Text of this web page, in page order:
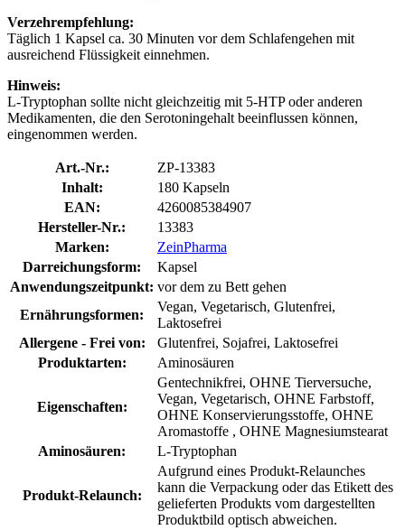
Verzehrempfehlung:
Täglich 1 Kapsel ca. 30 Minuten vor dem Schlafengehen mit
ausreichend Flüssigkeit einnehmen.
Hinweis:
L-Tryptophan sollte nicht gleichzeitig mit 5-HTP oder anderen
Medikamenten, die den Serotoningehalt beeinflussen können,
eingenommen werden.
Art.-Nr.:
ZP-13383
Inhalt:
180 Kapseln
EAN:
4260085384907
Hersteller-Nr.:
13383
Marken:
ZeinPharma
Darreichungsform:
Kapsel
Anwendungszeitpunkt: vor dem zu Bett gehen
Ernährungsformen:
Vegan, Vegetarisch, Glutenfrei,
Laktosefrei
Allergene - Frei von:
Glutenfrei, Sojafrei, Laktosefrei
Produktarten:
Aminosäuren
Eigenschaften:
Gentechnikfrei, OHNE Tierversuche,
Vegan, Vegetarisch, OHNE Farbstoff,
OHNE Konservierungsstoffe, OHNE
Aromastoffe , OHNE Magnesiumstearat
Aminosäuren:
L-Tryptophan
Produkt-Relaunch:
Aufgrund eines Produkt-Relaunches
kann die Verpackung oder das Etikett des
gelieferten Produkts vom dargestellten
Produktbild optisch abweichen.